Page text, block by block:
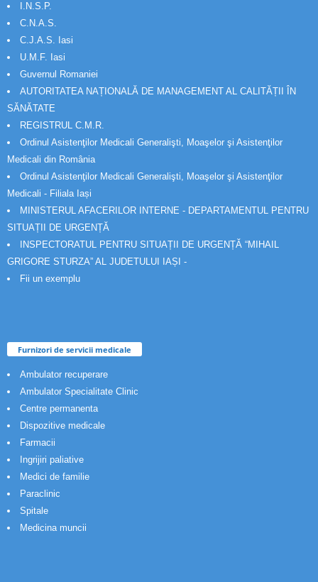
I.N.S.P.
C.N.A.S.
C.J.A.S. Iasi
U.M.F. Iasi
Guvernul Romaniei
AUTORITATEA NAȚIONALĂ DE MANAGEMENT AL CALITĂȚII ÎN
SĂNĂTATE
REGISTRUL C.M.R.
Ordinul Asistenţilor Medicali Generalişti, Moaşelor şi Asistenţilor
Medicali din România
Ordinul Asistenţilor Medicali Generalişti, Moaşelor şi Asistenţilor
Medicali - Filiala Iași
MINISTERUL AFACERILOR INTERNE - DEPARTAMENTUL PENTRU
SITUAȚII DE URGENȚĂ
INSPECTORATUL PENTRU SITUAȚII DE URGENȚĂ “MIHAIL
GRIGORE STURZA” AL JUDETULUI IAȘI -
Fii un exemplu
Furnizori de servicii medicale
Ambulator recuperare
Ambulator Specialitate Clinic
Centre permanenta
Dispozitive medicale
Farmacii
Ingrijiri paliative
Medici de familie
Paraclinic
Spitale
Medicina muncii